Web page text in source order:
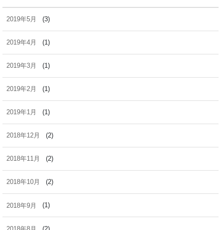
2019年5月 (3)
2019年4月 (1)
2019年3月 (1)
2019年2月 (1)
2019年1月 (1)
2018年12月 (2)
2018年11月 (2)
2018年10月 (2)
2018年9月 (1)